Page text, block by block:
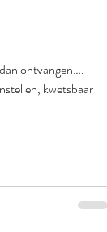
ontvangen….
kwetsbaar